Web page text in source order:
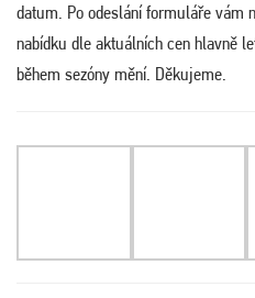
datum. Po odeslání formuláře vám
nabídku dle aktuálních cen hlavně
během sezóny mění. Děkujeme.